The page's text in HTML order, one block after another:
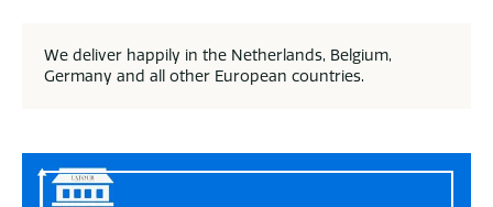
We deliver happily in the Netherlands, Belgium,
Germany and all other European countries.